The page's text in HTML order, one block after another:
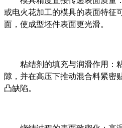
或电火花加工的模具的表面特征
面，使成型坯件表面更光滑。
粘结剂的填充与润滑作用：
隙，并在高压下推动混合料紧密
凸缺陷。